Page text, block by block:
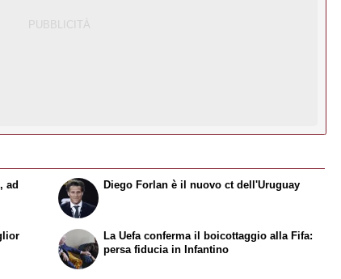
ad
Diego Forlan è il nuovo ct dell'Uruguay
La Uefa conferma il boicottaggio alla Fifa:
persa fiducia in Infantino